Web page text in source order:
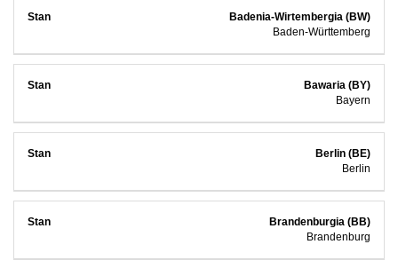
Badenia-Wirtembergia (BW)
Baden-Württemberg
Bawaria (BY)
Bayern
Berlin (BE)
Berlin
Brandenburgia (BB)
Brandenburg